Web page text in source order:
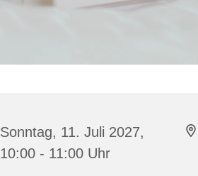
Sonntag, 11. Juli 2027,
10:00 - 11:00 Uhr